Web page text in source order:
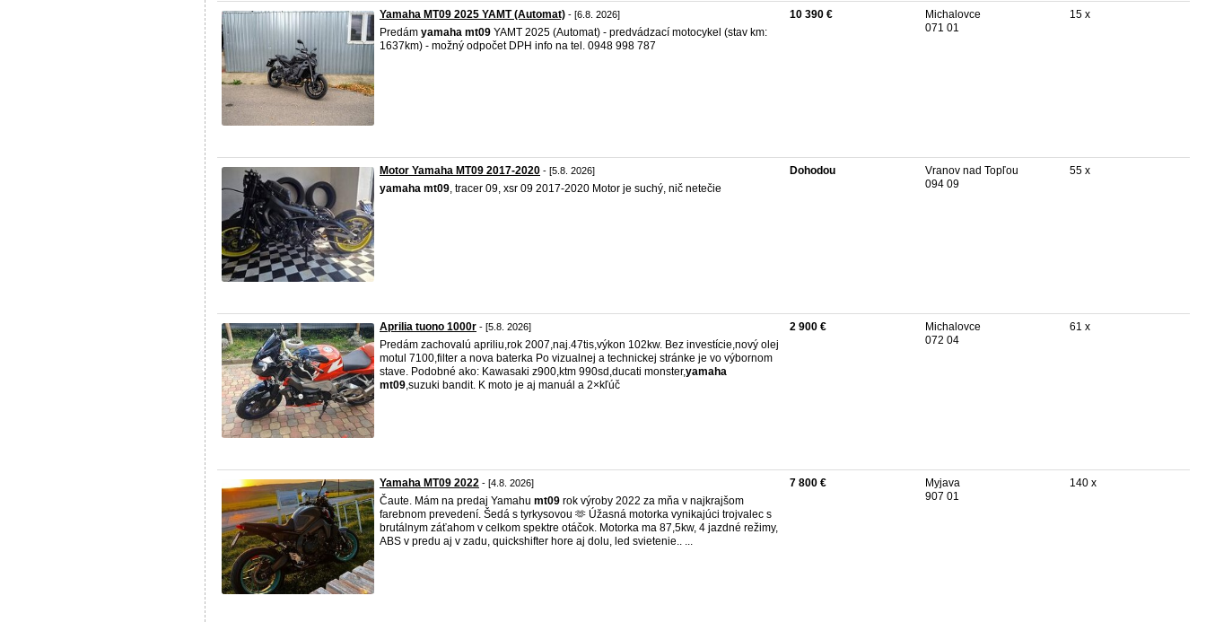
Yamaha MT09 2025 YAMT (Automat) - [6.8. 2026]
Predám yamaha mt09 YAMT 2025 (Automat) - predvádzací motocykel (stav km:
1637km) - možný odpočet DPH info na tel. 0948 998 787
10 390 €
Michalovce
071 01
15 x
Motor Yamaha MT09 2017-2020 - [5.8. 2026]
yamaha mt09, tracer 09, xsr 09 2017-2020 Motor je suchý, nič netečie
Dohodou
Vranov nad Topľou
094 09
55 x
Aprilia tuono 1000r - [5.8. 2026]
Predám zachovalú apriliu,rok 2007,naj.47tis,výkon 102kw. Bez investície,nový olej
motul 7100,filter a nova baterka Po vizualnej a technickej stránke je vo výbornom
stave. Podobné ako: Kawasaki z900,ktm 990sd,ducati monster,yamaha
mt09,suzuki bandit. K moto je aj manuál a 2×kľúč
2 900 €
Michalovce
072 04
61 x
Yamaha MT09 2022 - [4.8. 2026]
Čaute. Mám na predaj Yamahu mt09 rok výroby 2022 za mňa v najkrajšom
farebnom prevedení. Šedá s tyrkysovou 🫶 Úžasná motorka vynikajúci trojvalec s
brutálnym záťahom v celkom spektre otáčok. Motorka ma 87,5kw, 4 jazdné režimy,
ABS v predu aj v zadu, quickshifter hore aj dolu, led svietenie.. ...
7 800 €
Myjava
907 01
140 x